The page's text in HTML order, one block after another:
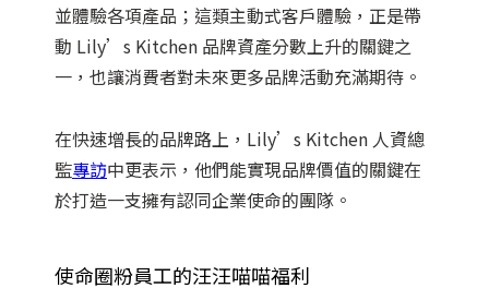
並體驗各項產品；這類主動式客戶體驗，正是帶
動 Lily’s Kitchen 品牌資產分數上升的關鍵之
一，也讓消費者對未來更多品牌活動充滿期待。
在快速增長的品牌路上，Lily’s Kitchen 人資總
監專訪中更表示，他們能實現品牌價值的關鍵在
於打造一支擁有認同企業使命的團隊。
使命圈粉員工的汪汪喵喵福利